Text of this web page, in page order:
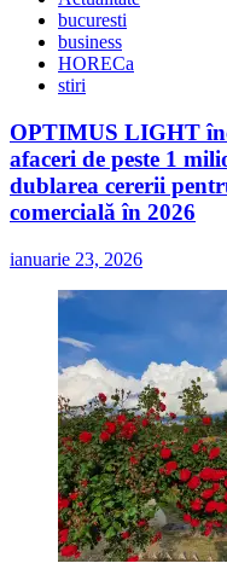
bucuresti
business
HORECa
stiri
OPTIMUS LIGHT
afaceri de peste 1
dublarea cererii
comercială în 2026
ianuarie 23, 2026